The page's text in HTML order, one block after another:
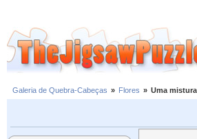
Galeria de Quebra-Cabeças » Flores » Uma